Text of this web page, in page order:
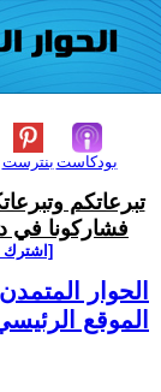
بنترست بودكاست
تبرعاتكم
فشاركونا في
[اشترك
الحوار
الموقع